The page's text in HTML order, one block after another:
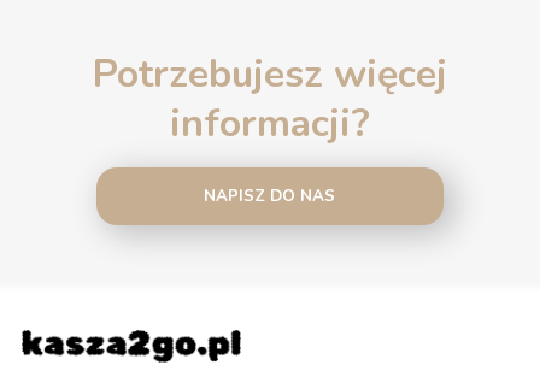
Potrzebujesz więcej
informacji?
NAPISZ DO NAS